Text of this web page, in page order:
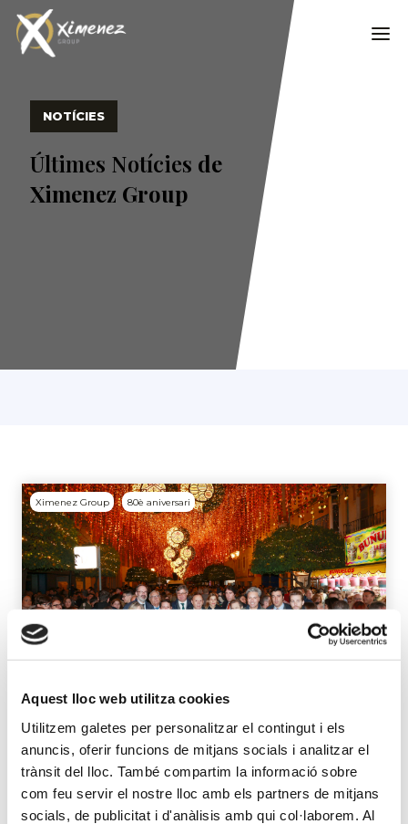
Aquest lloc web utilitza cookies
Utilitzem galetes per personalitzar el contingut i els
anuncis, oferir funcions de mitjans socials i analitzar el
trànsit del lloc. També compartim la informació sobre
com feu servir el nostre lloc amb els partners de mitjans
socials, de publicitat i d'anàlisis amb qui col·laborem. Al
NOTÍCIES
Últimes Notícies de
Ximenez Group
Ximenez Group 80è aniversari
Ximenez Group celebra el seu 80è
aniversari amb un estrena
mundial a Puente Genil: Gold
Dream